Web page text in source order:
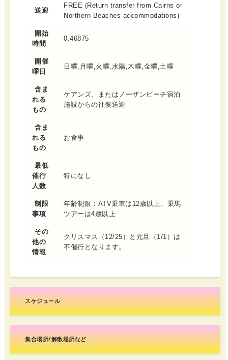
送迎
FREE (Return transfer from Cairns or
Northern Beaches accommodations)
開始
時間
0.46875
開催
曜日
日曜,月曜,火曜,水陽,木曜,金曜,土曜
含ま
れる
もの
ケアンズ、またはノーザンビーチ宿泊
施設からの往復送迎
含ま
れる
もの
お食事
最低
催行
人数
特になし
制限
事項
年齢制限：ATV乗車は12歳以上、乗馬
ツアーは4歳以上
その
他の
情報
クリスマス（12/25）と元旦（1/1）は
不催行となります。
スケジュール
集合場所/解散場所など